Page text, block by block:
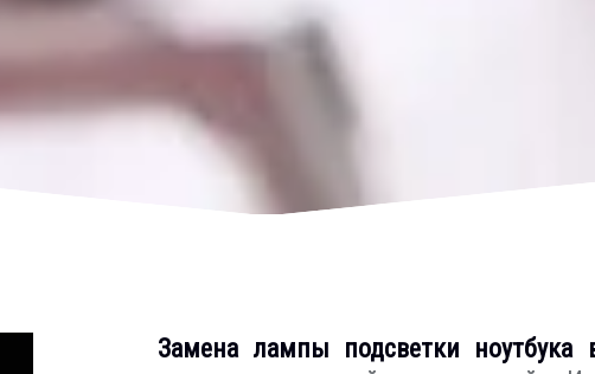
Замена лампы подсветки ноутбука